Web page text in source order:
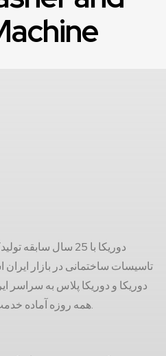
دوریکا با 25 سال
دوریکا و دوریکا پلاس به سراسر
همه روزه آماده خدمت رسانی به هموطنان عزیز است.